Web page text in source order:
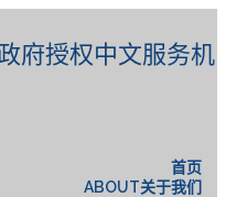
府授权中文服务机
首页
ABOUT关于我们